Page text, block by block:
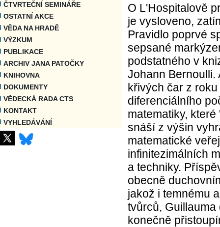
ČTVRTEČNÍ SEMINÁŘE
OSTATNÍ AKCE
VĚDA NA HRADĚ
VÝZKUM
PUBLIKACE
ARCHIV JANA PATOČKY
KNIHOVNA
DOKUMENTY
VĚDECKÁ RADA CTS
KONTAKT
VYHLEDÁVÁNÍ
O L'Hospitalově
je vysloveno,
Pravidlo poprvé
sepsané
podstatného v
Johann
křivých čar z
diferenciálního
matematiky,
snáší z výšin
matematické
infinitezimálních
a techniky.
obecně
jakož i temnému
tvůrců,
konečně